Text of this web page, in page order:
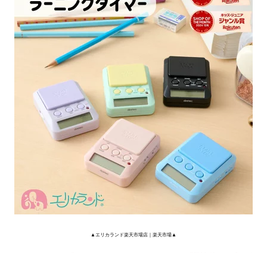
▲エリカランド楽天市場店 ｜楽天市場▲